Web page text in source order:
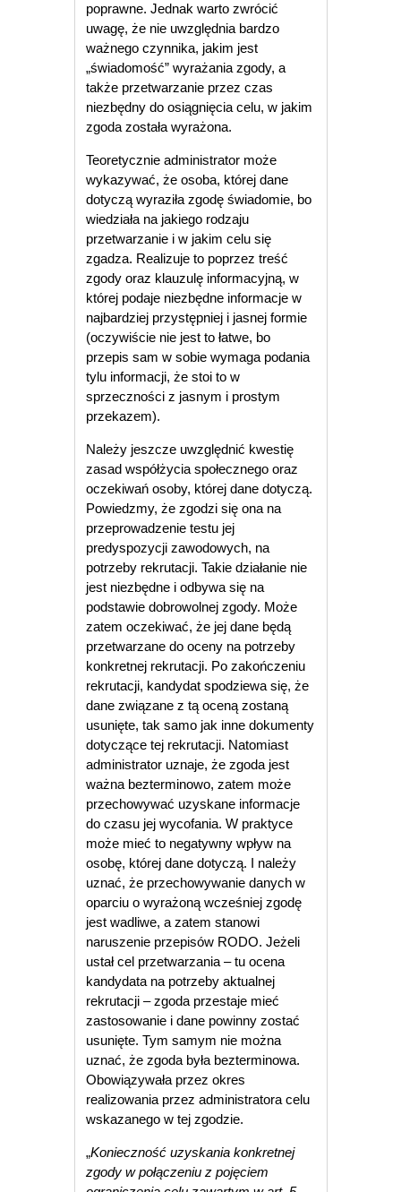
poprawne. Jednak warto zwrócić
uwagę, że nie uwzględnia bardzo
ważnego czynnika, jakim jest
„świadomość” wyrażania zgody, a
także przetwarzanie przez czas
niezbędny do osiągnięcia celu, w jakim
zgoda została wyrażona.
Teoretycznie administrator może
wykazywać, że osoba, której dane
dotyczą wyraziła zgodę świadomie, bo
wiedziała na jakiego rodzaju
przetwarzanie i w jakim celu się
zgadza. Realizuje to poprzez treść
zgody oraz klauzulę informacyjną, w
której podaje niezbędne informacje w
najbardziej przystępniej i jasnej formie
(oczywiście nie jest to łatwe, bo
przepis sam w sobie wymaga podania
tylu informacji, że stoi to w
sprzeczności z jasnym i prostym
przekazem).
Należy jeszcze uwzględnić kwestię
zasad współżycia społecznego oraz
oczekiwań osoby, której dane dotyczą.
Powiedzmy, że zgodzi się ona na
przeprowadzenie testu jej
predyspozycji zawodowych, na
potrzeby rekrutacji. Takie działanie nie
jest niezbędne i odbywa się na
podstawie dobrowolnej zgody. Może
zatem oczekiwać, że jej dane będą
przetwarzane do oceny na potrzeby
konkretnej rekrutacji. Po zakończeniu
rekrutacji, kandydat spodziewa się, że
dane związane z tą oceną zostaną
usunięte, tak samo jak inne dokumenty
dotyczące tej rekrutacji. Natomiast
administrator uznaje, że zgoda jest
ważna bezterminowo, zatem może
przechowywać uzyskane informacje
do czasu jej wycofania. W praktyce
może mieć to negatywny wpływ na
osobę, której dane dotyczą. I należy
uznać, że przechowywanie danych w
oparciu o wyrażoną wcześniej zgodę
jest wadliwe, a zatem stanowi
naruszenie przepisów RODO. Jeżeli
ustał cel przetwarzania – tu ocena
kandydata na potrzeby aktualnej
rekrutacji – zgoda przestaje mieć
zastosowanie i dane powinny zostać
usunięte. Tym samym nie można
uznać, że zgoda była bezterminowa.
Obowiązywała przez okres
realizowania przez administratora celu
wskazanego w tej zgodzie.
„Konieczność uzyskania konkretnej
zgody w połączeniu z pojęciem